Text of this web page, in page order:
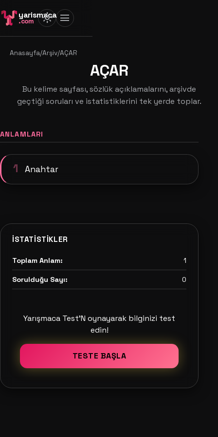
yarismaca
.com light_mode menu
Anasayfa/Arşiv/AÇAR
AÇAR
Bu kelime sayfası, sözlük açıklamalarını, arşivde
geçtiği soruları ve istatistiklerini tek yerde toplar.
ANLAMLARI
1 Anahtar
İSTATISTIKLER
Toplam Anlam: 1
Sorulduğu Sayı: 0
Yarışmaca Test'N oynayarak bilginizi test
edin!
TESTE BAŞLA